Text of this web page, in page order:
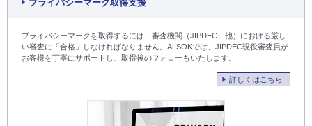
プライバシーマーク取得支援
プライバシーマークを取得するには、審査機関（JIPDEC 他）における厳し
い審査に「合格」しなければなりません。ALSOKでは、JIPDEC現役審査員が
お客様を丁寧にサポートし、取得後のフォローもいたします。
詳しくはこちら